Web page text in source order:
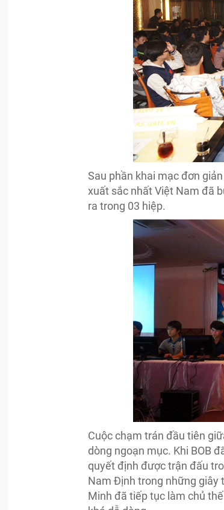
Sau phần khai mạc đơn
xuất sắc nhất Việt Nam đã
ra trong 03 hiệp.
Cuộc chạm trán đầu tiên
dòng ngoạn mục. Khi BOB
quyết định được trận đấu
Nam Định trong những giây
Minh đã tiếp tục làm chủ